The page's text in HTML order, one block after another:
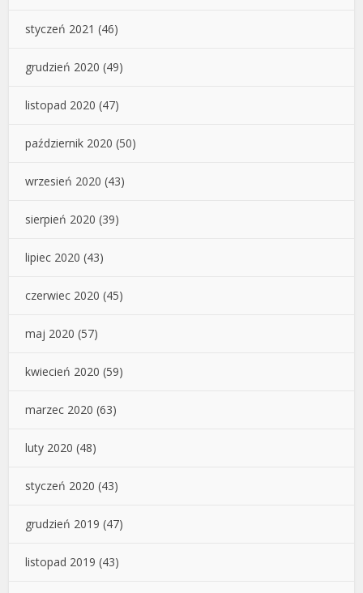
styczeń 2021 (46)
grudzień 2020 (49)
listopad 2020 (47)
październik 2020 (50)
wrzesień 2020 (43)
sierpień 2020 (39)
lipiec 2020 (43)
czerwiec 2020 (45)
maj 2020 (57)
kwiecień 2020 (59)
marzec 2020 (63)
luty 2020 (48)
styczeń 2020 (43)
grudzień 2019 (47)
listopad 2019 (43)